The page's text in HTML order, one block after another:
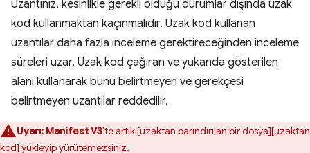
Uzantınız, kesinlikle gerekli olduğu durumlar dışında uzak
kod kullanmaktan kaçınmalıdır. Uzak kod kullanan
uzantılar daha fazla inceleme gerektireceğinden inceleme
süreleri uzar. Uzak kod çağıran ve yukarıda gösterilen
alanı kullanarak bunu belirtmeyen ve gerekçesi
belirtmeyen uzantılar reddedilir.
Uyarı: Manifest V3'te artık [uzaktan barındırılan bir dosya][uzaktan
kod] yükleyip yürütemezsiniz.